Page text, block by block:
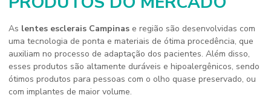
As lentes esclerais Campinas e região são desenvolvidas com
uma tecnologia de ponta e materiais de ótima procedência, que
auxiliam no processo de adaptação dos pacientes. Além disso,
esses produtos são altamente duráveis e hipoalergênicos, sendo
ótimos produtos para pessoas com o olho quase preservado, ou
com implantes de maior volume.